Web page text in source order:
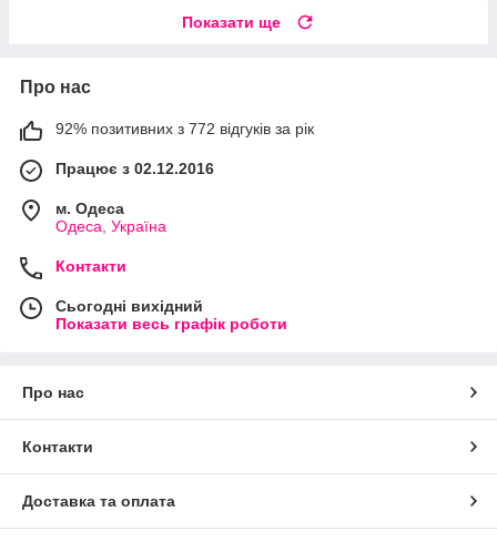
Показати ще
Про нас
92% позитивних з 772 відгуків за рік
Працює з 02.12.2016
м. Одеса
Одеса, Україна
Контакти
Сьогодні вихідний
Показати весь графік роботи
Про нас
Контакти
Доставка та оплата